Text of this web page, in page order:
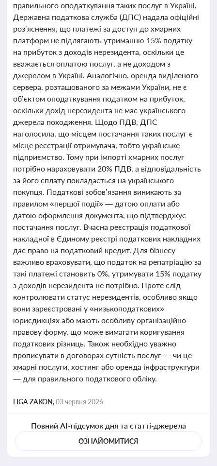
правильного оподаткування таких послуг в Україні.
Державна податкова служба (ДПС) надала офіційні
роз’яснення, що платежі за доступ до хмарних
платформ не підлягають утриманню 15% податку
на прибуток з доходів нерезидента, оскільки це
вважається оплатою послуг, а не доходом з
джерелом в Україні. Аналогічно, оренда виділеного
сервера, розташованого за межами України, не є
об’єктом оподаткування податком на прибуток,
оскільки дохід нерезидента не має українського
джерела походження. Щодо ПДВ, ДПС
наголосила, що місцем постачання таких послуг є
місце реєстрації отримувача, тобто українське
підприємство. Тому при імпорті хмарних послуг
потрібно нараховувати 20% ПДВ, а відповідальність
за його сплату покладається на українського
покупця. Податкові зобов’язання виникають за
правилом «першої події» — датою оплати або
датою оформлення документа, що підтверджує
постачання послуг. Вчасна реєстрація податкової
накладної в Єдиному реєстрі податкових накладних
дає право на податковий кредит. Для бізнесу
важливо враховувати, що податок на репатріацію за
такі платежі становить 0%, утримувати 15% податку
з доходів нерезидента не потрібно. Проте слід
контролювати статус нерезидентів, особливо якщо
вони зареєстровані у «низькоподаткових»
юрисдикціях або мають особливу організаційно-
правову форму, що може вимагати коригування
податкових різниць. Також необхідно уважно
прописувати в договорах сутність послуг — чи це
хмарні послуги, хостинг або оренда інфраструктури
— для правильного податкового обліку.
LIGA ZAKON,03 червня 2026
Повний AI-підсумок дня та статті-джерела
ОЗНАЙОМИТИСЯ